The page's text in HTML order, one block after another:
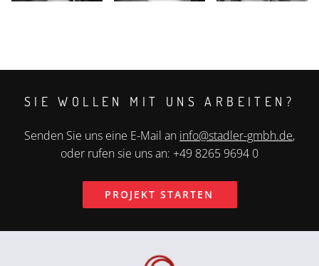
SIE WOLLEN MIT UNS ARBEITEN?
Senden Sie uns eine E-Mail an info@stadler-gmbh.de,
oder rufen sie uns an: +49 8265 9694 0
PROJEKT STARTEN